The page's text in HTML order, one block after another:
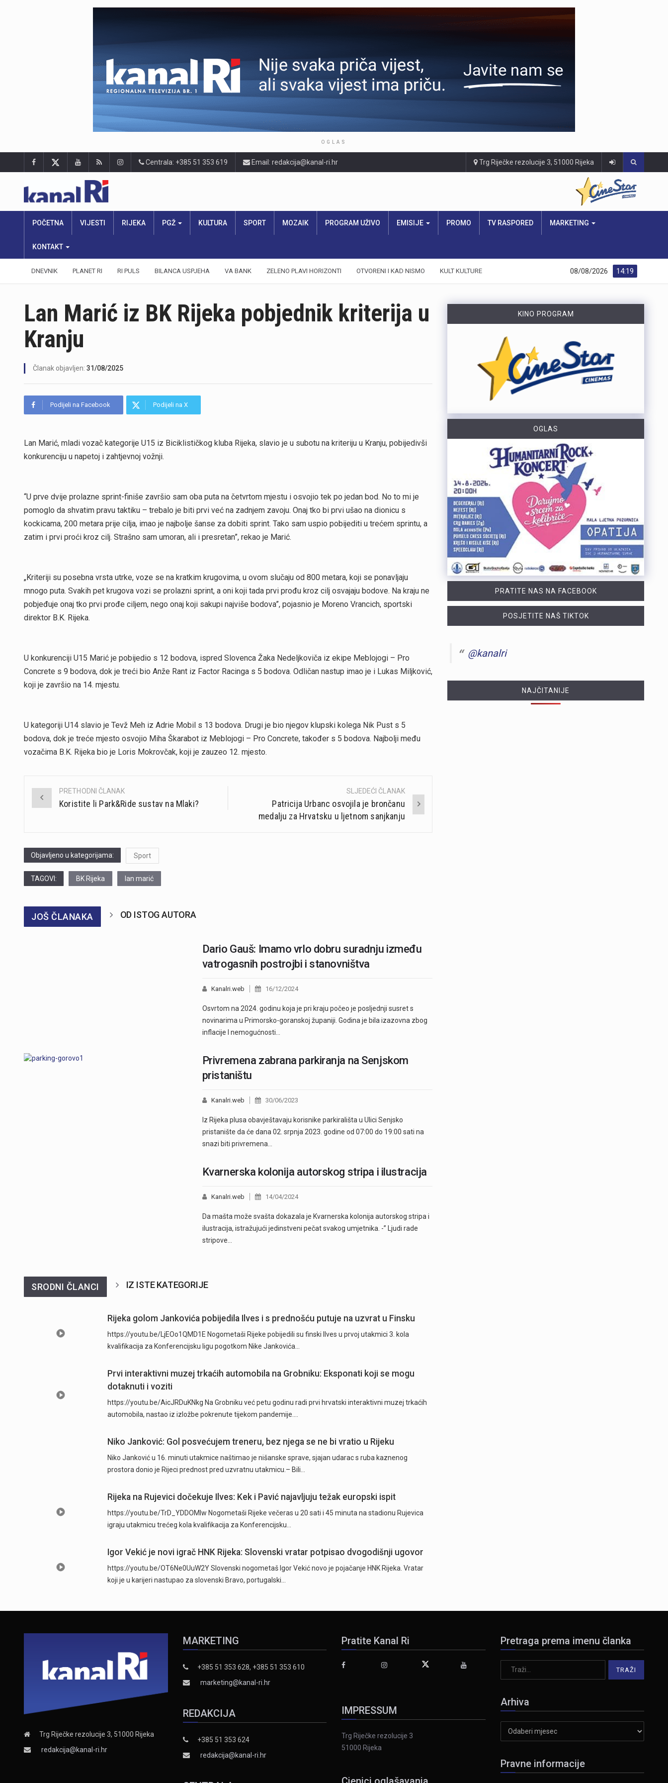
OGLAS
Centrala: +385 51 353 619 Email: redakcija@kanal-ri.hr Trg Riječke rezolucije 3, 51000 Rijeka
POČETNA VIJESTI RIJEKA PGŽ KULTURA SPORT MOZAIK PROGRAM UŽIVO EMISIJE PROMO TV RASPORED MARKETING
KONTAKT
DNEVNIK PLANET RI RI PULS BILANCA USPJEHA VA BANK ZELENO PLAVI HORIZONTI OTVORENI I KAD NISMO KULT KULTURE 14:19
08/08/2026
Lan Marić iz BK Rijeka pobjednik kriterija u
Kranju
Članak objavljen: 31/08/2025
Podijeli na Facebook Podijeli na X
Lan Marić, mladi vozač kategorije U15 iz Biciklističkog kluba Rijeka, slavio je u subotu na kriteriju u Kranju, pobijedivši
konkurenciju u napetoj i zahtjevnoj vožnji.
“U prve dvije prolazne sprint-finiše završio sam oba puta na četvrtom mjestu i osvojio tek po jedan bod. No to mi je
pomoglo da shvatim pravu taktiku – trebalo je biti prvi već na zadnjem zavoju. Onaj tko bi prvi ušao na dionicu s
kockicama, 200 metara prije cilja, imao je najbolje šanse za dobiti sprint. Tako sam uspio pobijediti u trećem sprintu, a
zatim i prvi proći kroz cilj. Strašno sam umoran, ali i presretan”, rekao je Marić.
„Kriteriji su posebna vrsta utrke, voze se na kratkim krugovima, u ovom slučaju od 800 metara, koji se ponavljaju
mnogo puta. Svakih pet krugova vozi se prolazni sprint, a oni koji tada prvi prođu kroz cilj osvajaju bodove. Na kraju ne
pobjeđuje onaj tko prvi prođe ciljem, nego onaj koji sakupi najviše bodova”, pojasnio je Moreno Vrancich, sportski
direktor B.K. Rijeka.
U konkurenciji U15 Marić je pobijedio s 12 bodova, ispred Slovenca Žaka Nedeljkoviča iz ekipe Meblojogi – Pro
Concrete s 9 bodova, dok je treći bio Anže Rant iz Factor Racinga s 5 bodova. Odličan nastup imao je i Lukas Miljković,
koji je završio na 14. mjestu.
U kategoriji U14 slavio je Tevž Meh iz Adrie Mobil s 13 bodova. Drugi je bio njegov klupski kolega Nik Pust s 5
bodova, dok je treće mjesto osvojio Miha Škarabot iz Meblojogi – Pro Concrete, također s 5 bodova. Najbolji među
vozačima B.K. Rijeka bio je Loris Mokrovčak, koji je zauzeo 12. mjesto.
Post
PRETHODNI ČLANAK
Koristite li Park&Ride sustav na Mlaki?
SLJEDEĆI ČLANAK
Patricija Urbanc osvojila je brončanu
medalju za Hrvatsku u ljetnom sanjkanju
Objavljeno u kategorijama: Sport
TAGOVI: BK Rijeka lan marić
JOŠ ČLANAKA OD ISTOG AUTORA
Dario Gauš: Imamo vrlo dobru suradnju između
vatrogasnih postrojbi i stanovništva
Kanalri.web 16/12/2024
Osvrtom na 2024. godinu koja je pri kraju počeo je posljednji susret s
novinarima u Primorsko-goranskoj županiji. Godina je bila izazovna zbog
inflacije I nemogućnosti…
Privremena zabrana parkiranja na Senjskom
pristaništu
Kanalri.web 30/06/2023
Iz Rijeka plusa obavještavaju korisnike parkirališta u Ulici Senjsko
pristanište da će dana 02. srpnja 2023. godine od 07:00 do 19:00 sati na
snazi biti privremena…
Kvarnerska kolonija autorskog stripa i ilustracija
Kanalri.web 14/04/2024
Da mašta može svašta dokazala je Kvarnerska kolonija autorskog stripa i
ilustracija, istražujući jedinstveni pečat svakog umjetnika. -” Ljudi rade
stripove…
SRODNI ČLANCI IZ ISTE KATEGORIJE
Rijeka golom Jankovića pobijedila Ilves i s prednošću putuje na uzvrat u Finsku
https://youtu.be/LjEOo1QMD1E Nogometaši Rijeke pobijedili su finski Ilves u prvoj utakmici 3. kola
kvalifikacija za Konferencijsku ligu pogotkom Nike Jankovića…
Prvi interaktivni muzej trkaćih automobila na Grobniku: Eksponati koji se mogu
dotaknuti i voziti
https://youtu.be/AicJRDuKNkg Na Grobniku već petu godinu radi prvi hrvatski interaktivni muzej trkaćih
automobila, nastao iz izložbe pokrenute tijekom pandemije.…
Niko Janković: Gol posvećujem treneru, bez njega se ne bi vratio u Rijeku
Niko Janković u 16. minuti utakmice naštimao je nišanske sprave, sjajan udarac s ruba kaznenog
prostora donio je Rijeci prednost pred uzvratnu utakmicu.– Bili…
Rijeka na Rujevici dočekuje Ilves: Kek i Pavić najavljuju težak europski ispit
https://youtu.be/TrD_YDDOMIw Nogometaši Rijeke večeras u 20 sati i 45 minuta na stadionu Rujevica
igraju utakmicu trećeg kola kvalifikacija za Konferencijsku…
Igor Vekić je novi igrač HNK Rijeka: Slovenski vratar potpisao dvogodišnji ugovor
https://youtu.be/OT6Ne0UuW2Y Slovenski nogometaš Igor Vekić novo je pojačanje HNK Rijeka. Vratar
koji je u karijeri nastupao za slovenski Bravo, portugalski…
KINO PROGRAM
OGLAS
PRATITE NAS NA FACEBOOK
POSJETITE NAŠ TIKTOK
@kanalri
NAJČITANIJE
Trg Riječke rezolucije 3, 51000 Rijeka
redakcija@kanal-ri.hr
MARKETING
+385 51 353 628, +385 51 353 610
marketing@kanal-ri.hr
REDAKCIJA
+385 51 353 624
redakcija@kanal-ri.hr
Pratite Kanal Ri
IMPRESSUM
Trg Riječke rezolucije 3
51000 Rijeka
Pretraga prema imenu članka
Arhiva
Pravne informacije